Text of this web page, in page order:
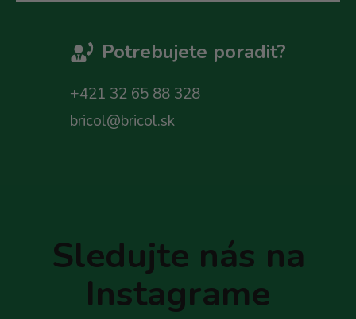
Potrebujete poradit?
+421 32 65 88 328
bricol@bricol.sk
Sledujte nás na
Instagrame